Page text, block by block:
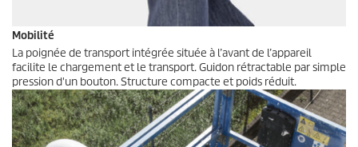
Mobilité
La poignée de transport intégrée située à l’avant de l’appareil
facilite le chargement et le transport. Guidon rétractable par simple
pression d'un bouton. Structure compacte et poids réduit.